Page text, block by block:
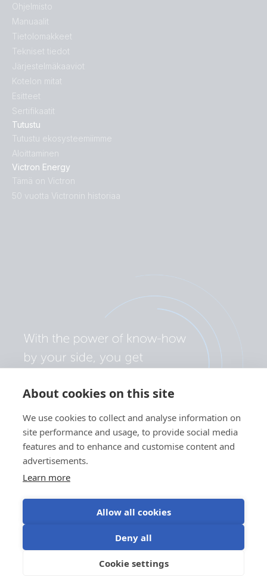
About cookies on this site
We use cookies to collect and analyse information on
site performance and usage, to provide social media
features and to enhance and customise content and
advertisements.
Learn more
Allow all cookies
Deny all
Cookie settings
Tutustu
Tutustu ekosysteemiimme
Aloittaminen
Victron Energy
Tämä on Victron
50 vuotta Victronin historiaa
Ohjelmisto
Manuaalit
Tietolomakkeet
Tekniset tiedot
Järjestelmäkaaviot
Kotelon mitat
Esitteet
Sertifikaatit
©Victron Energy 2026